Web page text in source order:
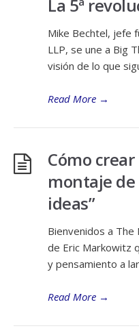
La 5ª
Mike Bechtel, jefe
LLP, se une a Big
visión de lo que
Read More →
Cómo
montaje
ideas”
Bienvenidos a The
de Eric Markowitz
y pensamiento a
Read More →